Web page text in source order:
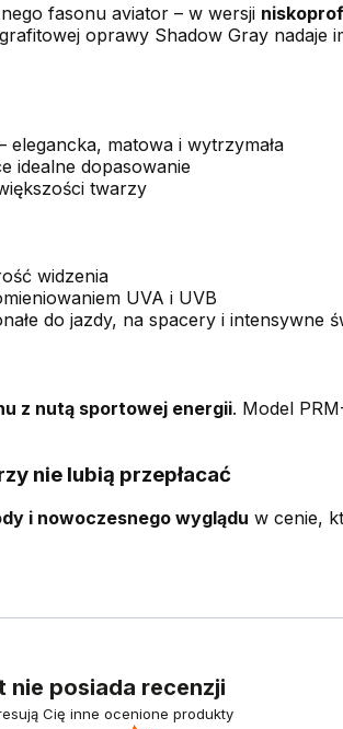
fasonu aviator – w wersji
oprawy Shadow Gray nadaje
matowa i wytrzymała
idealne dopasowanie
twarzy
widzenia
UVA i UVB
do jazdy, na spacery i intensywne
z nutą sportowej energii. Model
nie lubią przepłacać
i nowoczesnego wyglądu w cenie,
nie posiada recenzji
Cię inne ocenione produkty